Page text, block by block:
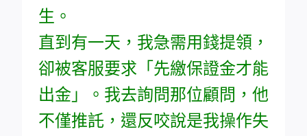
生。
直到有一天，我急需用錢提領，
卻被客服要求「先繳保證金才能
出金」。我去詢問那位顧問，他
不僅推託，還反咬說是我操作失